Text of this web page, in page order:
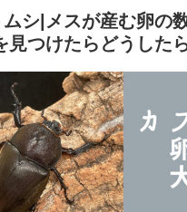
シ|メスが産む卵の
見つけたらどうした